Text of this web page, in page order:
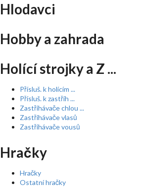
Hlodavci
Hobby a zahrada
Holící strojky a Z ...
Přísluš. k holícím ...
Přísluš. k zastřih ...
Zastřihávače chlou ...
Zastřihávače vlasů
Zastřihávače vousů
Hračky
Hračky
Ostatní hračky